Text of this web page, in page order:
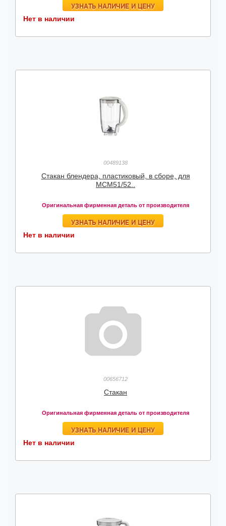
УЗНАТЬ НАЛИЧИЕ И ЦЕНУ
Нет в наличии
00489138
Cтакан блендера, пластиковый, в сборе, для
MCM51/52..
Оригинальная фирменная деталь от производителя
УЗНАТЬ НАЛИЧИЕ И ЦЕНУ
Нет в наличии
00656712
Стакан
Оригинальная фирменная деталь от производителя
УЗНАТЬ НАЛИЧИЕ И ЦЕНУ
Нет в наличии